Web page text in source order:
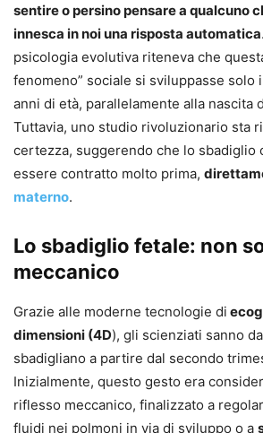
sentire o persino pensare a qualcuno
innesca in noi una risposta automatica
psicologia evolutiva riteneva che
fenomeno” sociale si sviluppasse solo
anni di età, parallelamente alla nascita
Tuttavia, uno studio rivoluzionario sta
certezza, suggerendo che lo sbadiglio
essere contratto molto prima,
materno.
Lo sbadiglio fetale: non
meccanico
Grazie alle moderne tecnologie di
dimensioni (4D), gli scienziati sanno
sbadigliano a partire dal secondo
Inizialmente, questo gesto era
riflesso meccanico, finalizzato a
fluidi nei polmoni in via di sviluppo o a